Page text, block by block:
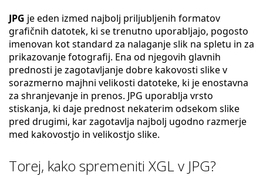
JPG je eden izmed najbolj priljubljenih formatov
grafičnih datotek, ki se trenutno uporabljajo, pogosto
imenovan kot standard za nalaganje slik na spletu in za
prikazovanje fotografij. Ena od njegovih glavnih
prednosti je zagotavljanje dobre kakovosti slike v
sorazmerno majhni velikosti datoteke, ki je enostavna
za shranjevanje in prenos. JPG uporablja vrsto
stiskanja, ki daje prednost nekaterim odsekom slike
pred drugimi, kar zagotavlja najbolj ugodno razmerje
med kakovostjo in velikostjo slike.
Torej, kako spremeniti XGL v JPG?